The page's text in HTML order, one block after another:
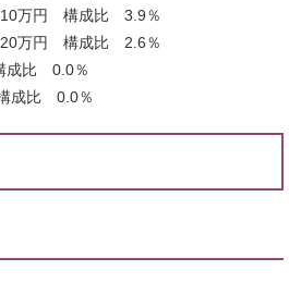
万円 構成比 3.9％
万円 構成比 2.6％
比 0.0％
成比 0.0％